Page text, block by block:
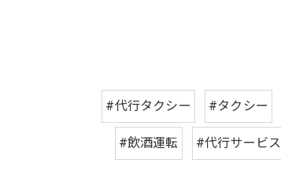
#代行タクシー #タクシー
#飲酒運転 #代行サービス